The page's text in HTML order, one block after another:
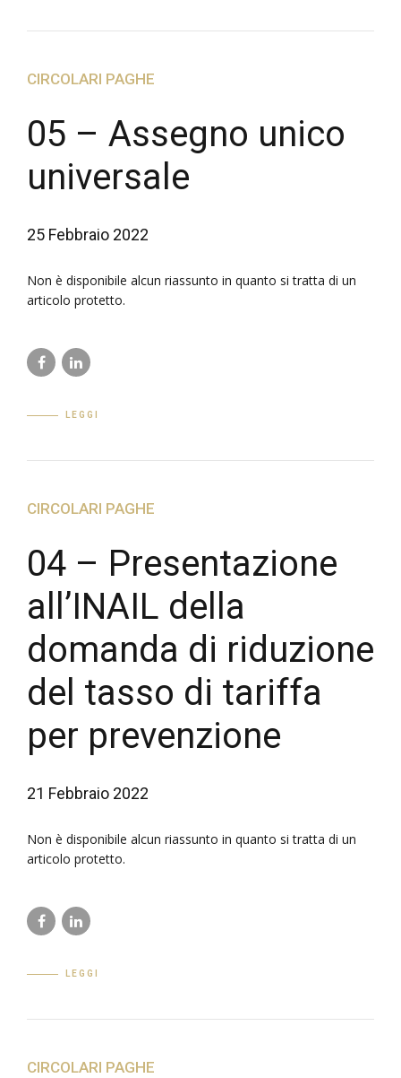
CIRCOLARI PAGHE
05 – Assegno unico
universale
25 Febbraio 2022
Non è disponibile alcun riassunto in quanto si tratta di un
articolo protetto.
LEGGI
CIRCOLARI PAGHE
04 – Presentazione
all’INAIL della
domanda di riduzione
del tasso di tariffa
per prevenzione
21 Febbraio 2022
Non è disponibile alcun riassunto in quanto si tratta di un
articolo protetto.
LEGGI
CIRCOLARI PAGHE